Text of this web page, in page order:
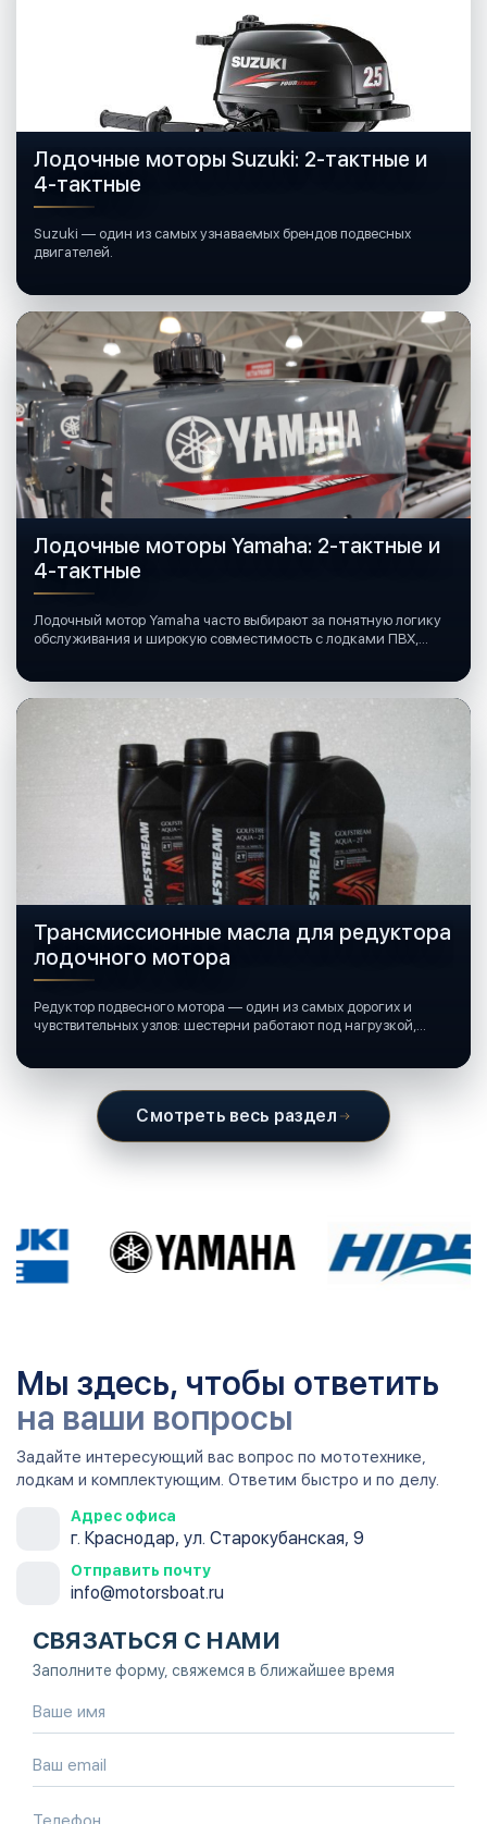
Лодочные моторы Suzuki: 2-тактные и
4-тактные
Suzuki — один из самых узнаваемых брендов подвесных
двигателей.
Лодочные моторы Yamaha: 2-тактные и
4-тактные
Лодочный мотор Yamaha часто выбирают за понятную логику
обслуживания и широкую совместимость с лодками ПВХ,
Трансмиссионные масла для редуктора
лодочного мотора
Редуктор подвесного мотора — один из самых дорогих и
чувствительных узлов: шестерни работают под нагрузкой,
Смотреть весь раздел
Мы здесь, чтобы ответить
на ваши вопросы
Задайте интересующий вас вопрос по мототехнике,
лодкам и комплектующим. Ответим быстро и по делу.
Адрес офиса
г. Краснодар, ул. Старокубанская, 9
Отправить почту
info@motorsboat.ru
СВЯЗАТЬСЯ С НАМИ
Заполните форму, свяжемся в ближайшее время